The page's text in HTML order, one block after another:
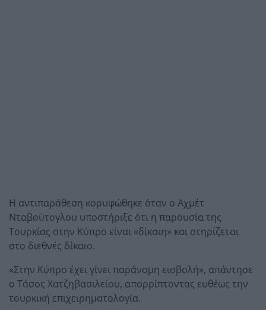
Η αντιπαράθεση κορυφώθηκε όταν ο Αχμέτ
Νταβούτογλου υποστήριξε ότι η παρουσία της
Τουρκίας στην Κύπρο είναι «δίκαιη» και στηρίζεται
στο διεθνές δίκαιο.
«Στην Κύπρο έχει γίνει παράνομη εισβολή», απάντησε
ο Τάσος Χατζηβασιλείου, απορρίπτοντας ευθέως την
τουρκική επιχειρηματολογία.